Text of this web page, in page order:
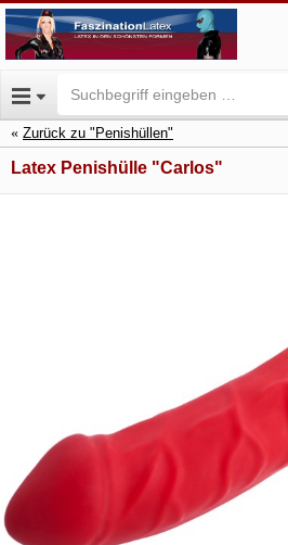
Zurück zu "Penishüllen"
Latex Penishülle "Carlos"